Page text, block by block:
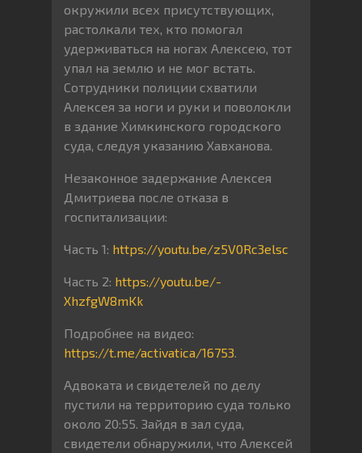
окружили всех присутствующих,
растолкали тех, кто помогал
удерживаться на ногах Алексею, тот
упал на землю и не мог встать.
Сотрудники полиции схватили
Алексея за ноги и руки и поволокли
в здание Химкинского городского
суда, следуя указанию Хавханова.
Незаконное задержание Алексея
Дмитриева после отказа в
госпитализации:
Часть 1: https://youtu.be/z5V0Rc3elsc
Часть 2: https://youtu.be/-
XhzfgW8mKk
Подробнее на видео:
https://t.me/activatica/16753
Адвоката и свидетелей по делу
пустили на территорию суда только
около 20:55. Зайдя в зал суда,
свидетели обнаружили, что Алексей